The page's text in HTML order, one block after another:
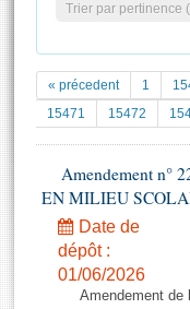
Pétitions
Documents
Projets de loi
Propositions de loi
Amendements
Textes adoptés
Rapports
Statistiques et
Documents de
( Constitution |
Histoire
Juniors
Anciennes
Liens vers les
La Bibliothèque
Les archives
Contacts et plan
Photos libres
Trier par pertinence
« précedent 1
15471
15472
Amendement n°
EN MILIEU
Date de
dépôt :
01/06/2026
Amendement de